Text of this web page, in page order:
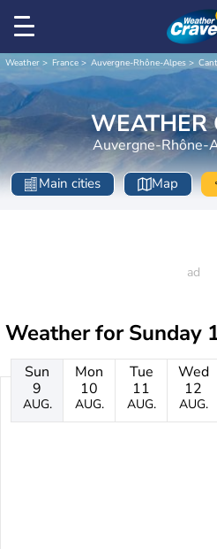
Weather France Auvergne-Rhône-Alpes
WEATHER
Auvergne-Rhône-
Main cities Map
Weather forSunday
Sun
9
AUG.
Mon
10
AUG.
Tue
11
AUG.
Wed
12
AUG.